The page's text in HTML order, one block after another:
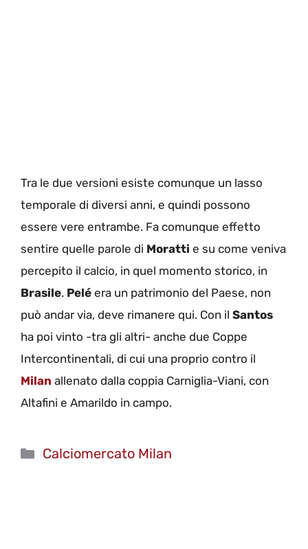
Tra le due versioni esiste comunque un lasso
temporale di diversi anni, e quindi possono
essere vere entrambe. Fa comunque effetto
sentire quelle parole di Moratti e su come veniva
percepito il calcio, in quel momento storico, in
Brasile. Pelé era un patrimonio del Paese, non
può andar via, deve rimanere qui. Con il Santos
ha poi vinto -tra gli altri- anche due Coppe
Intercontinentali, di cui una proprio contro il
Milan allenato dalla coppia Carniglia-Viani, con
Altafini e Amarildo in campo.
Categorie
Calciomercato Milan